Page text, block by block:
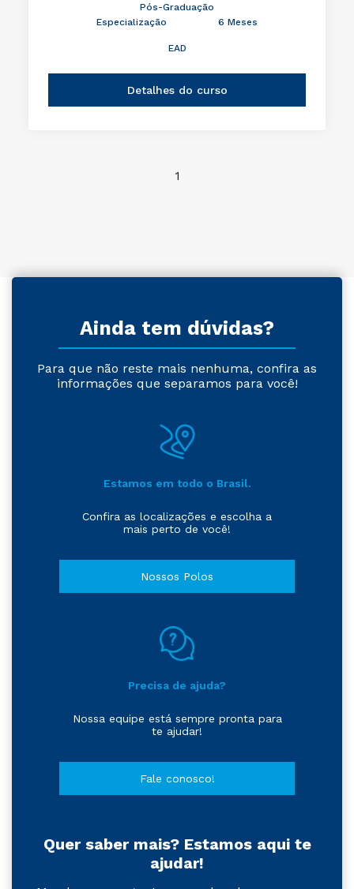
Pós-Graduação
Especialização
6 Meses
EAD
Detalhes do curso
1
Ainda tem dúvidas?
Para que não reste mais nenhuma, confira as
informações que separamos para você!
Estamos em todo o Brasil.
Confira as localizações e escolha a
mais perto de você!
Nossos Polos
Precisa de ajuda?
Nossa equipe está sempre pronta para
te ajudar!
Fale conosco!
Quer saber mais? Estamos aqui te
ajudar!